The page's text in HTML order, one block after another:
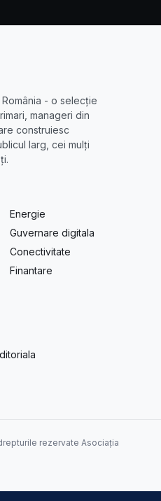
- o selecție
manageri din
construiesc
larg, cei mulți
Energie
Guvernare digitala
Conectivitate
Finantare
rezervate Asociația